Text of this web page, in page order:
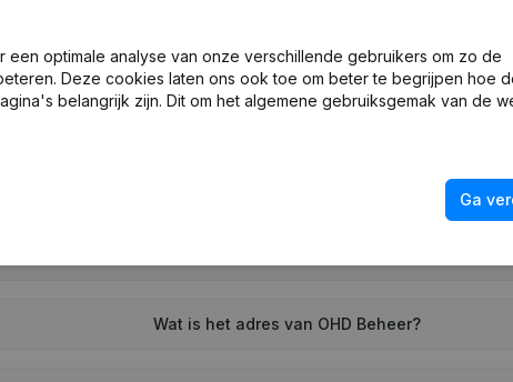
Wat is het KVK-nummer van OHD Beheer?
Wat is het adres van OHD Beheer?
optimale analyse van onze verschillende gebruikers om zo de
Deze cookies laten ons ook toe om beter te begrijpen hoe
belangrijk zijn. Dit om het algemene gebruiksgemak van de
Ga